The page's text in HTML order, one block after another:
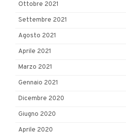
Ottobre 2021
Settembre 2021
Agosto 2021
Aprile 2021
Marzo 2021
Gennaio 2021
Dicembre 2020
Giugno 2020
Aprile 2020